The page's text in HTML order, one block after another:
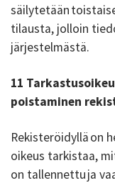
säilytetään
tilausta, jolloin
järjestelmästä.
11
poistaminen
Rekisteröidyllä on
oikeus tarkistaa,
on tallennettu ja